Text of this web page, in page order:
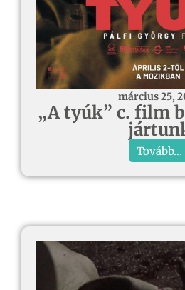
március 25,
„A tyúk” c. film
Tovább...